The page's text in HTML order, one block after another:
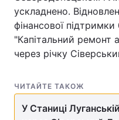
ускладнено.
фінансової
"Капітальний
через річку
ЧИТАЙТЕ ТАКОЖ
У Станиці